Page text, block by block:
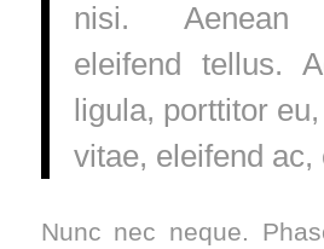
nisi. Aenean
eleifend tellus.
ligula, porttitor
vitae, eleifend ac,
Nunc nec neque.